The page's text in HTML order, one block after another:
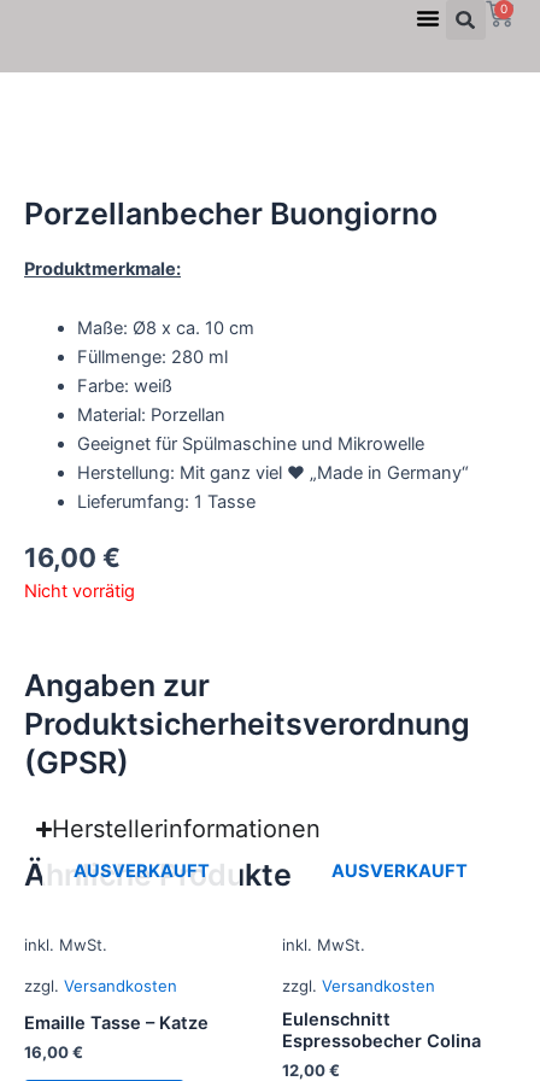
springen
Menü 0
Porzellanbecher Buongiorno
Produktmerkmale:
Maße: Ø8 x ca. 10 cm
Füllmenge: 280 ml
Farbe: weiß
Material: Porzellan
Geeignet für Spülmaschine und Mikrowelle
Herstellung: Mit ganz viel ♥ „Made in Germany“
Lieferumfang: 1 Tasse
16,00 €
Nicht vorrätig
Angaben zur
Produktsicherheitsverordnung
(GPSR)
Herstellerinformationen
Ähnliche Produkte
AUSVERKAUFT
inkl. MwSt.
zzgl. Versandkosten
Emaille Tasse – Katze
16,00€
AUSVERKAUFT
inkl. MwSt.
zzgl. Versandkosten
Eulenschnitt
Espressobecher Colina
12,00€